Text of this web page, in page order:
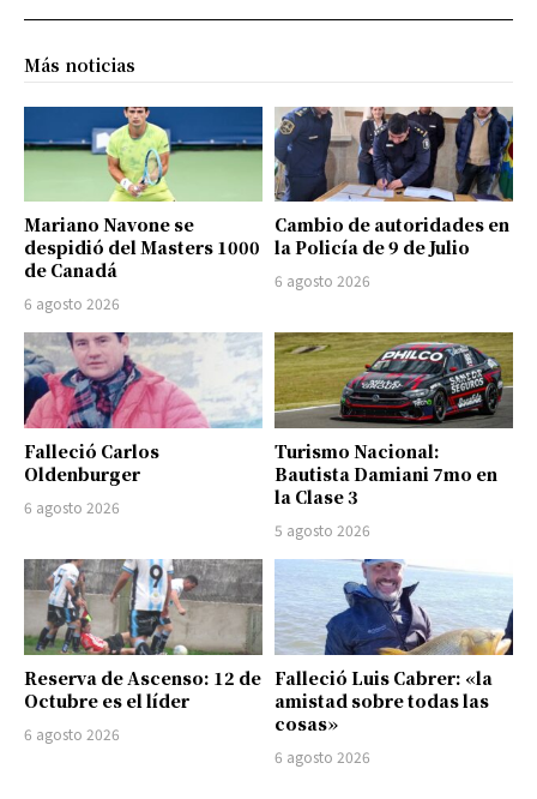
Más noticias
Mariano Navone se
despidió del Masters 1000
de Canadá
6 agosto 2026
Cambio de autoridades en
la Policía de 9 de Julio
6 agosto 2026
Falleció Carlos
Oldenburger
6 agosto 2026
Turismo Nacional:
Bautista Damiani 7mo en
la Clase 3
5 agosto 2026
Reserva de Ascenso: 12 de
Octubre es el líder
6 agosto 2026
Falleció Luis Cabrer: «la
amistad sobre todas las
cosas»
6 agosto 2026